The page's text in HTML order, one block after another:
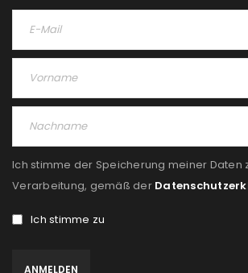
Ich stimme der Speicherung meiner Daten
Verarbeitung, gemäß der
Ich stimme zu